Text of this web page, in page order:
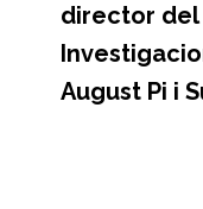
director
August Pi i